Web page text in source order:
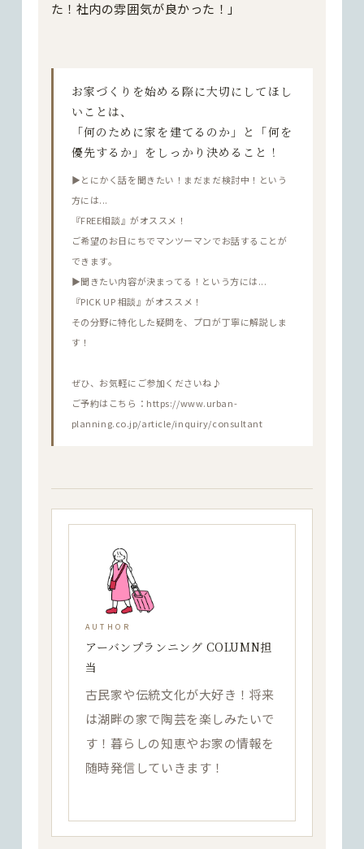
た！社内の雰囲気が良かった！」
お家づくりを始める際に大切にしてほし
いことは、
「何のために家を建てるのか」と「何を
優先するか」をしっかり決めること！
▶︎とにかく話を聞きたい！まだまだ検討中！という
方には...
『FREE相談』がオススメ！
ご希望のお日にちでマンツーマンでお話することが
できます。
▶︎聞きたい内容が決まってる！という方には...
『PICK UP 相談』がオススメ！
その分野に特化した疑問を、プロが丁寧に解説しま
す！
ぜひ、お気軽にご参加くださいね♪
ご予約はこちら：https://www.urban-
planning.co.jp/article/inquiry/consultant
AUTHOR
アーバンプランニング COLUMN担
当
古民家や伝統文化が大好き！将来
は湖畔の家で陶芸を楽しみたいで
す！暮らしの知恵やお家の情報を
随時発信していきます！